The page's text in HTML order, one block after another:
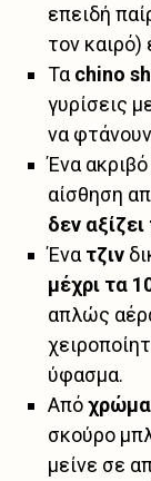
επειδή
τον καιρό)
Τα chino
γυρίσεις
να
Ένα
αίσθηση
δεν
Ένα τζιν
μέχρι τα
απλώς
ύφασμα.
Από
σκούρο
μείνε σε